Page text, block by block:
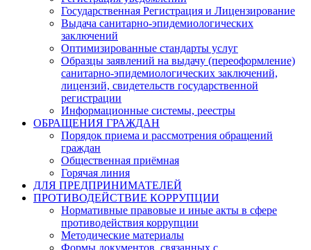
Государственная Регистрация и Лицензирование
Выдача санитарно-эпидемиологических
заключений
Оптимизированные стандарты услуг
Образцы заявлений на выдачу (переоформление)
санитарно-эпидемиологических заключений,
лицензий, свидетельств государственной
регистрации
Информационные системы, реестры
ОБРАЩЕНИЯ ГРАЖДАН
Порядок приема и рассмотрения обращений
граждан
Общественная приёмная
Горячая линия
ДЛЯ ПРЕДПРИНИМАТЕЛЕЙ
ПРОТИВОДЕЙСТВИЕ КОРРУПЦИИ
Нормативные правовые и иные акты в сфере
противодействия коррупции
Методические материалы
Формы документов, связанных с